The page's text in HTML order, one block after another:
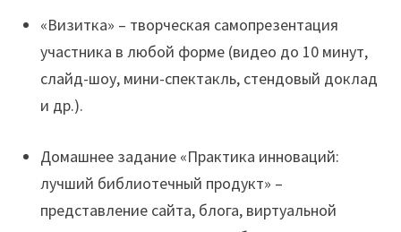
«Визитка» – творческая самопрезентация
участника в любой форме (видео до 10 минут,
слайд-шоу, мини-спектакль, стендовый доклад
и др.).
Домашнее задание «Практика инноваций:
лучший библиотечный продукт» –
представление сайта, блога, виртуальной